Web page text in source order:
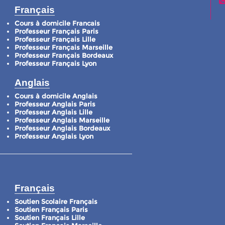
Français
Cours à domicile Francais
Professeur Français Paris
Professeur Français Lille
Professeur Français Marseille
Professeur Français Bordeaux
Professeur Français Lyon
Anglais
Cours à domicile Anglais
Professeur Anglais Paris
Professeur Anglais Lille
Professeur Anglais Marseille
Professeur Anglais Bordeaux
Professeur Anglais Lyon
Français
Soutien Scolaire Français
Soutien Français Paris
Soutien Français Lille